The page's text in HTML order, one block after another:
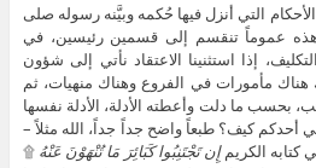
التي أنزل فيها حُكمه وبيَّنه رسوله صلى
هذه عموماً تنقسم إلى قسمين رئيسين، في
إذا استثنينا الاعتقاد نأتي إلى شؤون
مأمورات في الفروع وهناك منهيات، ثم
بحسب ما دلت وأعطته الأدلة، الأدلة نفسها
أحدكم كيف؟ طبعاً واضح جداً جداً، الله مثلاً –
كتابه الكريمإِن تَجْتَنِبُوا كَبَائِرَ مَا تُنْهَوْنَ عَنْهُ ۩